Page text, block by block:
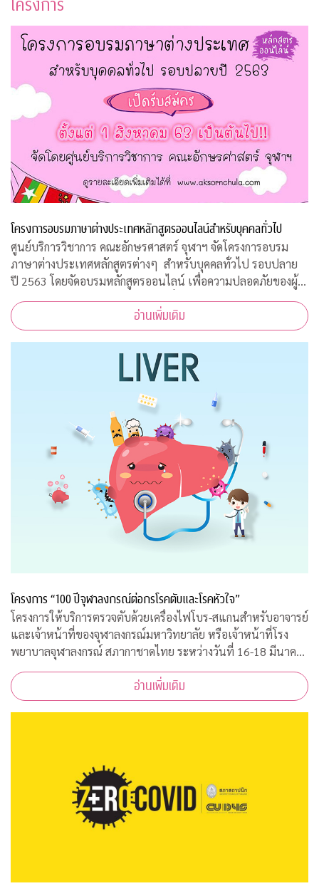
โครงการ
โครงการอบรมภาษาต่างประเทศหลักสูตรออนไลน์สำหรับบุคคลทั่วไป
ศูนย์บริการวิชาการ คณะอักษรศาสตร์ จุฬาฯ จัดโครงการอบรม
ภาษาต่างประเทศหลักสูตรต่างๆ สำหรับบุคคลทั่วไป รอบปลาย
ปี 2563 โดยจัดอบรมหลักสูตรออนไลน์ เพื่อความปลอดภัยของผู้
สอนและผู้เข้าร่วมการอบรมทุกคนเนื่องจากสถานการณ์โควิด-19
ทำให้ไม่สามารถจัดอบรมในห้องเรียนรูป
อ่านเพิ่มเติม
โครงการ “100 ปีจุฬาลงกรณ์ต่อกรโรคตับและโรคหัวใจ”
โครงการให้บริการตรวจตับด้วยเครื่องไฟโบร-สแกนสำหรับอาจารย์
และเจ้าหน้าที่ของจุฬาลงกรณ์มหาวิทยาลัย หรือเจ้าหน้าที่โรง
พยาบาลจุฬาลงกรณ์ สภากาชาดไทย ระหว่างวันที่ 16-18 มีนาคม
2563 เวลา 08.00-15.00 ณ ฝ่ายธนาคารเลือด ชั้น 3B อาคารภูมิสิ
ริมังคลานุสรณ์ รพ.จุฬาลงกรอ่านเพิ่มเติม